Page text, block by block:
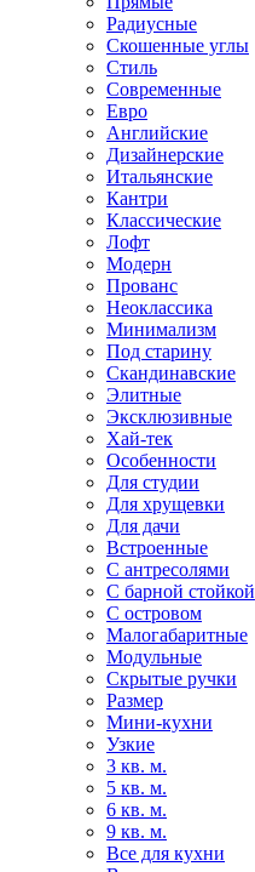
Радиусные
Скошенные углы
Стиль
Современные
Евро
Английские
Дизайнерские
Итальянские
Кантри
Классические
Лофт
Модерн
Прованс
Неоклассика
Минимализм
Под старину
Скандинавские
Элитные
Эксклюзивные
Хай-тек
Особенности
Для студии
Для хрущевки
Для дачи
Встроенные
С антресолями
С барной стойкой
С островом
Малогабаритные
Модульные
Скрытые ручки
Размер
Мини-кухни
Узкие
3 кв. м.
5 кв. м.
6 кв. м.
9 кв. м.
Все для кухни